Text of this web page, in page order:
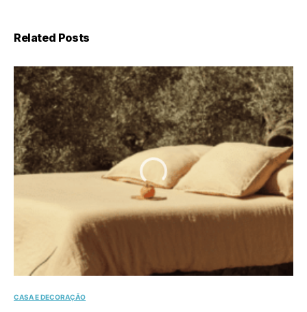
Related Posts
CASA E DECORAÇÃO